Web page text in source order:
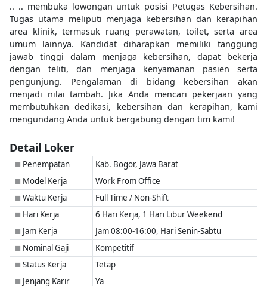
.. .. membuka lowongan untuk posisi Petugas Kebersihan.
Tugas utama meliputi menjaga kebersihan dan kerapihan
area klinik, termasuk ruang perawatan, toilet, serta area
umum lainnya. Kandidat diharapkan memiliki tanggung
jawab tinggi dalam menjaga kebersihan, dapat bekerja
dengan teliti, dan menjaga kenyamanan pasien serta
pengunjung. Pengalaman di bidang kebersihan akan
menjadi nilai tambah. Jika Anda mencari pekerjaan yang
membutuhkan dedikasi, kebersihan dan kerapihan, kami
mengundang Anda untuk bergabung dengan tim kami!
Detail Loker
■ Penempatan Kab. Bogor, Jawa Barat
■ Model Kerja Work From Office
■ Waktu Kerja Full Time / Non-Shift
■ Hari Kerja 6 Hari Kerja, 1 Hari Libur Weekend
■ Jam Kerja Jam 08:00-16:00, Hari Senin-Sabtu
■ Nominal Gaji Kompetitif
■ Status Kerja Tetap
■ Jenjang Karir Ya